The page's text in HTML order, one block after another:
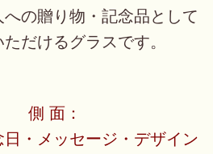
の贈り物・ 記念品として
だけるグラスです。
側 面：
日・メッセージ・デザイン